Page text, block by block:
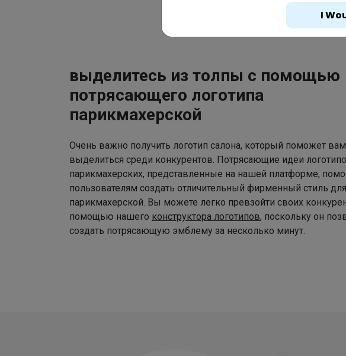
выделитесь из толпы с помощью
потрясающего логотипа
парикмахерской
Очень важно получить логотип салона, который поможет вам
выделиться среди конкурентов. Потрясающие идеи
парикмахерских, представленные на нашей платформе,
пользователям создать отличительный фирменный стиль
парикмахерской. Вы можете легко превзойти своих
помощью нашего конструктора логотипов, поскольку он
создать потрясающую эмблему за несколько минут.
I